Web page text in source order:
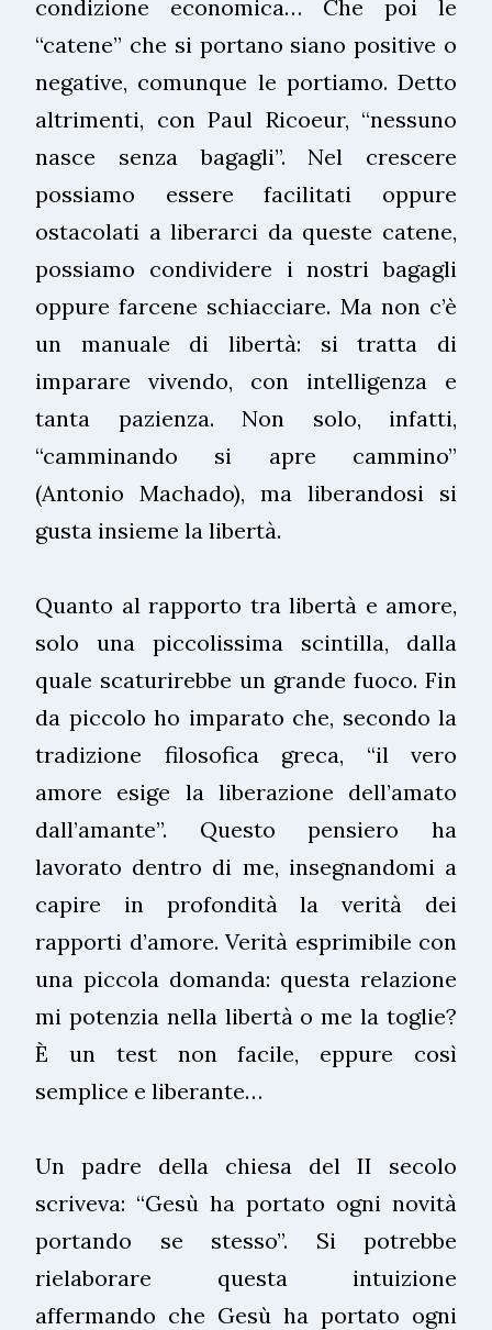
condizione economica… Che poi le
“catene” che si portano siano positive o
negative, comunque le portiamo. Detto
altrimenti, con Paul Ricoeur, “nessuno
nasce senza bagagli”. Nel crescere
possiamo essere facilitati oppure
ostacolati a liberarci da queste catene,
possiamo condividere i nostri bagagli
oppure farcene schiacciare. Ma non c’è
un manuale di libertà: si tratta di
imparare vivendo, con intelligenza e
tanta pazienza. Non solo, infatti,
“camminando si apre cammino”
(Antonio Machado), ma liberandosi si
gusta insieme la libertà.
Quanto al rapporto tra libertà e amore,
solo una piccolissima scintilla, dalla
quale scaturirebbe un grande fuoco. Fin
da piccolo ho imparato che, secondo la
tradizione filosofica greca, “il vero
amore esige la liberazione dell’amato
dall’amante”. Questo pensiero ha
lavorato dentro di me, insegnandomi a
capire in profondità la verità dei
rapporti d’amore. Verità esprimibile con
una piccola domanda: questa relazione
mi potenzia nella libertà o me la toglie?
È un test non facile, eppure così
semplice e liberante…
Un padre della chiesa del II secolo
scriveva: “Gesù ha portato ogni novità
portando se stesso”. Si potrebbe
rielaborare questa intuizione
affermando che Gesù ha portato ogni